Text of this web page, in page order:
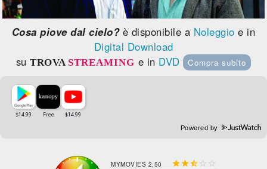
Cosa piove dal cielo?è disponibile a Noleggio e in
Digital Download
suTROVA STREAMING e in DVD Compra subito
Powered by
MYMOVIES 2,50   